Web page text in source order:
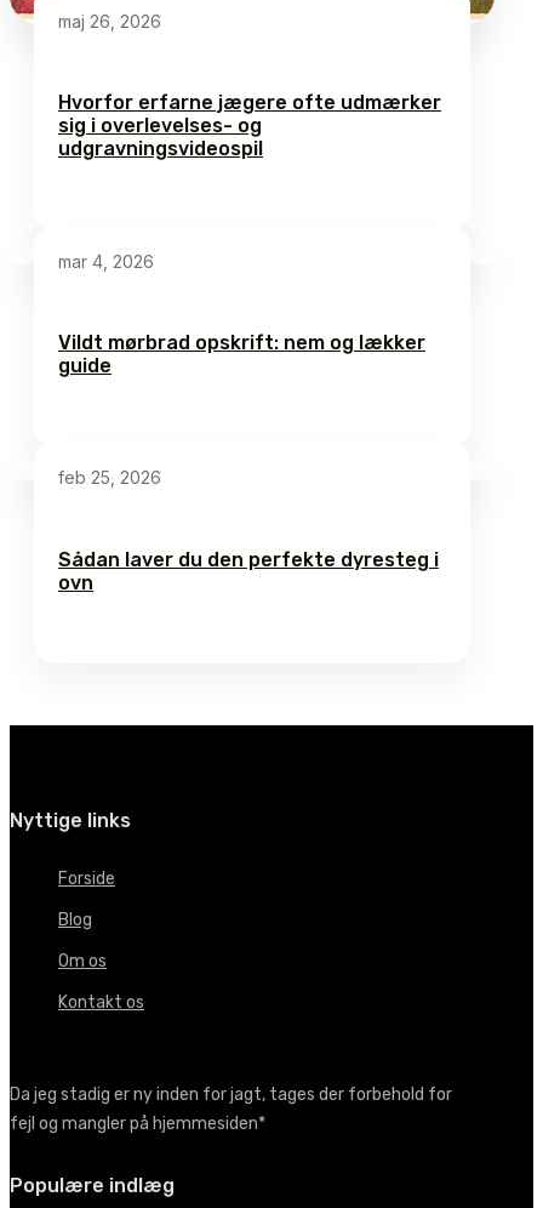
maj 26, 2026
Hvorfor erfarne jægere ofte udmærker
sig i overlevelses- og
udgravningsvideospil
mar 4, 2026
Vildt mørbrad opskrift: nem og lækker
guide
feb 25, 2026
Sådan laver du den perfekte dyresteg i
ovn
Nyttige links
Forside
Blog
Om os
Kontakt os
Da jeg stadig er ny inden for jagt, tages der forbehold for
fejl og mangler på hjemmesiden*
Populære indlæg